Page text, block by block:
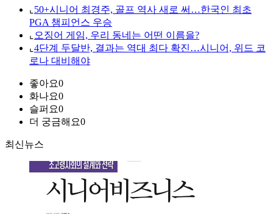
⌞ 50+시니어 최경주, 골프 역사 새로 써…한국인 최초
PGA 챔피언스 우승
⌞ 오징어 게임, 우리 동네는 어떤 이름을?
⌞ 4단계 두달반, 결과는 역대 최다 확진…시니어, 위드 코
로나 대비해야
좋아요0
화나요0
슬퍼요0
더 궁금해요0
최신뉴스